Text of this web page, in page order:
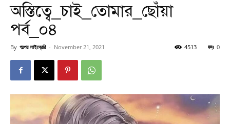
অস্তিত্বে_চাই_তোমার_ছোঁয়া
পর্ব_০৪
By গল্পের লাইব্রেরি - November 21, 2021 0
4513